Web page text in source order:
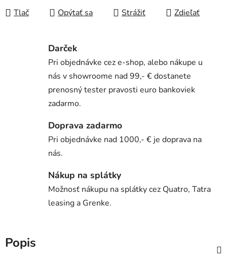
Tlač Opýtať sa Strážiť Zdieľať
Darček
Pri objednávke cez e-shop, alebo nákupe u
nás v showroome nad 99,- € dostanete
prenosný tester pravosti euro bankoviek
zadarmo.
Doprava zadarmo
Pri objednávke nad 1000,- € je doprava na
nás.
Nákup na splátky
Možnosť nákupu na splátky cez Quatro, Tatra
leasing a Grenke.
Popis